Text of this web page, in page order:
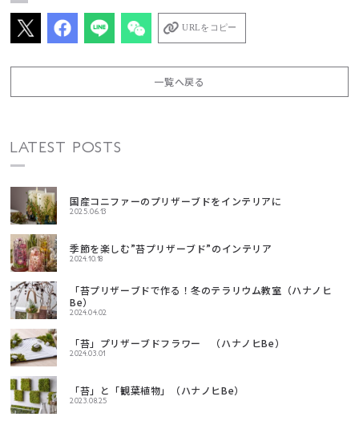
URLをコピー
一覧へ戻る
LATEST POSTS
国産コニファーのプリザーブドをインテリアに
2025.06.13
季節を楽しむ”苔プリザーブド”のインテリア
2024.10.18
「苔プリザーブドで作る！冬のテラリウム教室（ハナノヒ
Be）
2024.04.02
「苔」プリザーブドフラワー （ハナノヒBe）
2024.03.01
「苔」と「観葉植物」（ハナノヒBe）
2023.08.25